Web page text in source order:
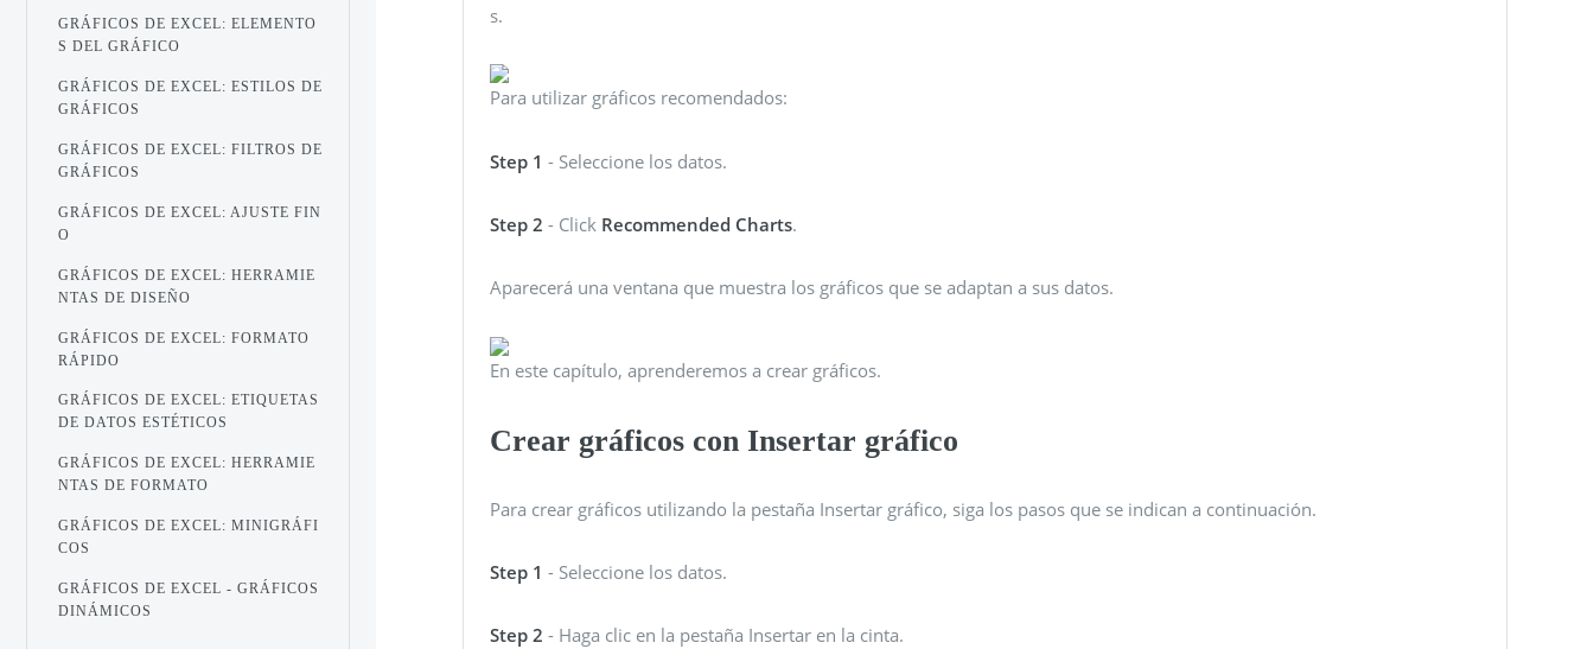
s.
Para utilizar gráficos recomendados:
Step 1 - Seleccione los datos.
Step 2 - Click Recommended Charts.
Aparecerá una ventana que muestra los gráficos que se adaptan a sus datos.
En este capítulo, aprenderemos a crear gráficos.
Crear gráficos con Insertar gráfico
Para crear gráficos utilizando la pestaña Insertar gráfico, siga los pasos que se indican a continuación.
Step 1 - Seleccione los datos.
Step 2 - Haga clic en la pestaña Insertar en la cinta.
GRÁFICOS DE EXCEL: ELEMENTO
S DEL GRÁFICO
GRÁFICOS DE EXCEL: ESTILOS DE
GRÁFICOS
GRÁFICOS DE EXCEL: FILTROS DE
GRÁFICOS
GRÁFICOS DE EXCEL: AJUSTE FIN
O
GRÁFICOS DE EXCEL: HERRAMIE
NTAS DE DISEÑO
GRÁFICOS DE EXCEL: FORMATO
RÁPIDO
GRÁFICOS DE EXCEL: ETIQUETAS
DE DATOS ESTÉTICOS
GRÁFICOS DE EXCEL: HERRAMIE
NTAS DE FORMATO
GRÁFICOS DE EXCEL: MINIGRÁFI
COS
GRÁFICOS DE EXCEL - GRÁFICOS
DINÁMICOS